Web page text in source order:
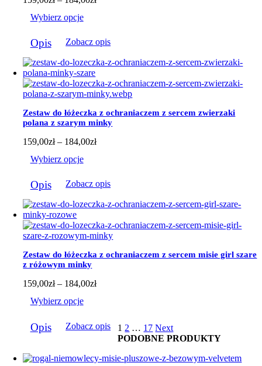
do
Wybierz opcje
produkt
ma
wiele
wariantów.
Opcje
można
wybrać
na
stronie
produktu
Opis Zobacz opis
Zestaw do łóżeczka z ochraniaczem z sercem zwierzaki
polana z szarym minky
159,00zł – 184,00złZakres
do
Wybierz opcje
produkt
ma
wiele
wariantów.
Opcje
można
wybrać
na
stronie
produktu
Opis Zobacz opis
Zestaw do łóżeczka z ochraniaczem z sercem misie girl szare
z różowym minky
159,00zł – 184,00złZakres
do
184,00zł
Wybierz opcje
produkt
wariantów.
Opis Zobacz opis 1 2 … 17 Next
PODOBNE PRODUKTY